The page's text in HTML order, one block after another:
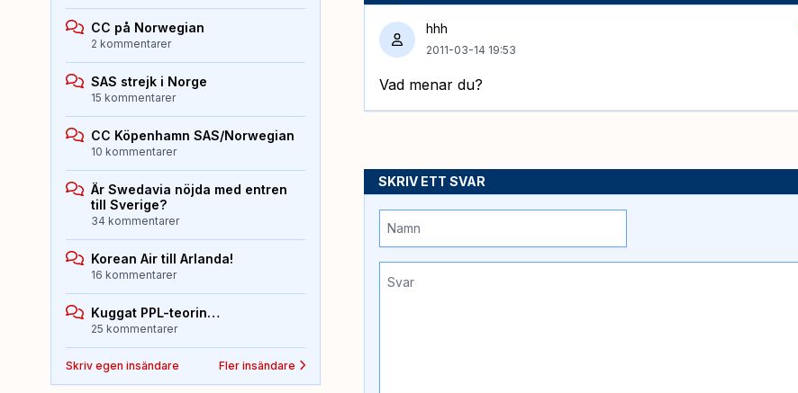
hhh
2011-03-14 19:53
Vad menar du?
SKRIV ETT SVAR
CC på Norwegian
2 kommentarer
SAS strejk i Norge
15 kommentarer
CC Köpenhamn SAS/Norwegian
10 kommentarer
Är Swedavia nöjda med entren
till Sverige?
34 kommentarer
Korean Air till Arlanda!
16 kommentarer
Kuggat PPL-teorin…
25 kommentarer
Skriv egen insändare Fler insändare